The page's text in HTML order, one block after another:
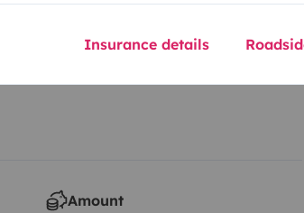
Insurance details
Not allowed
Amount